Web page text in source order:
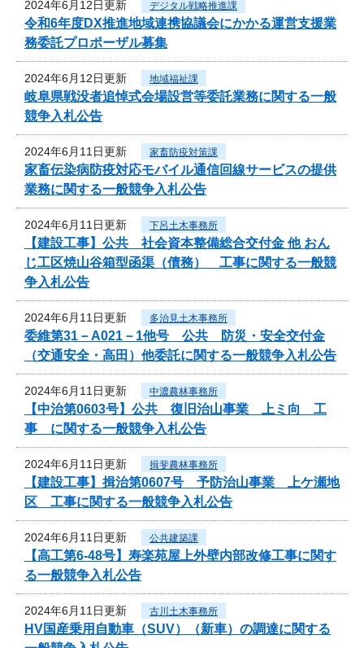
2024年6月12日更新 デジタル戦略推進課
令和6年度DX推進地域連携協議会にかかる運営支援業
務委託プロポーザル募集
2024年6月12日更新 地域福祉課
岐阜県戦没者追悼式会場設営等委託業務に関する一般
競争入札公告
2024年6月11日更新 家畜防疫対策課
家畜伝染病防疫対応モバイル通信回線サービスの提供
業務に関する一般競争入札公告
2024年6月11日更新 下呂土木事務所
【建設工事】公共 社会資本整備総合交付金 他 おん
じ工区焼山谷箱型函渠（債務） 工事に関する一般競
争入札公告
2024年6月11日更新 多治見土木事務所
委維第31－A021－1他号 公共 防災・安全交付金
（交通安全・高田）他委託に関する一般競争入札公告
2024年6月11日更新 中濃農林事務所
【中治第0603号】公共 復旧治山事業 上ミ向 工
事 に関する一般競争入札公告
2024年6月11日更新 揖斐農林事務所
【建設工事】揖治第0607号 予防治山事業 上ケ瀬地
区 工事に関する一般競争入札公告
2024年6月11日更新 公共建築課
【高工第6-48号】寿楽苑屋上外壁内部改修工事に関す
る一般競争入札公告
2024年6月11日更新 古川土木事務所
HV国産乗用自動車（SUV）（新車）の調達に関する